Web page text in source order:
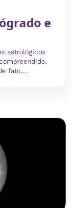
e
astrológicos
fato,...